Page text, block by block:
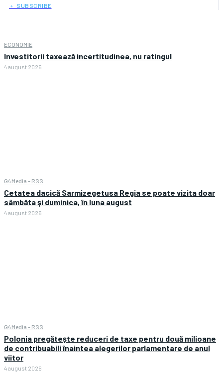
﹢ SUBSCRIBE
ECONOMIE
Investitorii taxează incertitudinea, nu ratingul
4 august 2026
G4Media - RSS
Cetatea dacică Sarmizegetusa Regia se poate vizita doar
sâmbăta şi duminica, în luna august
4 august 2026
G4Media - RSS
Polonia pregătește reduceri de taxe pentru două milioane
de contribuabili înaintea alegerilor parlamentare de anul
viitor
4 august 2026